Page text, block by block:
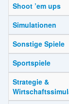
Shoot ’em ups
Simulationen
Sonstige Spiele
Sportspiele
Strategie &